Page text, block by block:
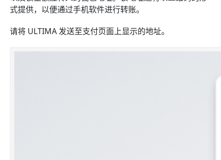
式提供，以便通过手机软件进行转账。
请将 ULTIMA 发送至支付页面上显示的地址。